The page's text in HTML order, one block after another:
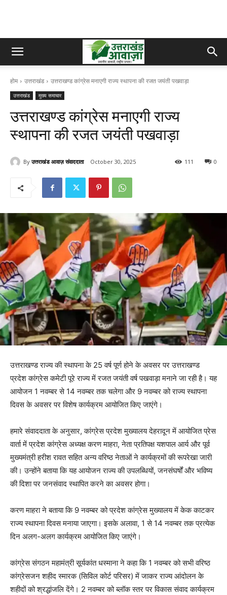
होम उत्तराखंड उत्तराखण्ड कांग्रेस मनाएगी राज्य स्थापना की रजत जयंती पखवाड़ा
उत्तराखंड मुख्य समाचार
उत्तराखण्ड कांग्रेस मनाएगी राज्य
स्थापना की रजत जयंती पखवाड़ा
By उत्तराखंड आवाज़ संवाददाता October 30, 2025 0
111
उत्तराखण्ड राज्य की स्थापना के 25 वर्ष पूर्ण होने के अवसर पर उत्तराखण्ड
प्रदेश कांग्रेस कमेटी पूरे राज्य में रजत जयंती वर्ष पखवाड़ा मनाने जा रही है। यह
आयोजन 1 नवम्बर से 14 नवम्बर तक चलेगा और 9 नवम्बर को राज्य स्थापना
दिवस के अवसर पर विशेष कार्यक्रम आयोजित किए जाएंगे।
हमारे संवाददाता के अनुसार, कांग्रेस प्रदेश मुख्यालय देहरादून में आयोजित प्रेस
वार्ता में प्रदेश कांग्रेस अध्यक्ष करण माहरा, नेता प्रतिपक्ष यशपाल आर्य और पूर्व
मुख्यमंत्री हरीश रावत सहित अन्य वरिष्ठ नेताओं ने कार्यक्रमों की रूपरेखा जारी
की। उन्होंने बताया कि यह आयोजन राज्य की उपलब्धियों, जनसंघर्षों और भविष्य
की दिशा पर जनसंवाद स्थापित करने का अवसर होगा।
करण माहरा ने बताया कि 9 नवम्बर को प्रदेश कांग्रेस मुख्यालय में केक काटकर
राज्य स्थापना दिवस मनाया जाएगा। इसके अलावा, 1 से 14 नवम्बर तक प्रत्येक
दिन अलग-अलग कार्यक्रम आयोजित किए जाएंगे।
कांग्रेस संगठन महामंत्री सूर्यकांत धस्माना ने कहा कि 1 नवम्बर को सभी वरिष्ठ
कांग्रेसजन शहीद स्मारक (सिविल कोर्ट परिसर) में जाकर राज्य आंदोलन के
शहीदों को श्रद्धांजलि देंगे। 2 नवम्बर को ब्लॉक स्तर पर विकास संवाद कार्यक्रम